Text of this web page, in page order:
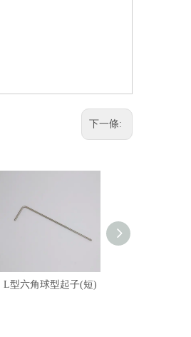
下一條:
L型六角球型起子(短)